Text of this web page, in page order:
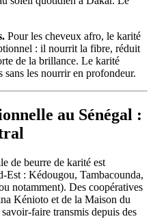
Pour les cheveux afro, le karité
: il nourrit la fibre, réduit
de la brillance. Le karité
sans les nourrir en profondeur.
au Sénégal :
de beurre de karité est
Est : Kédougou, Tambacounda,
notamment). Des coopératives
Kénioto et de la Maison du
faire transmis depuis des